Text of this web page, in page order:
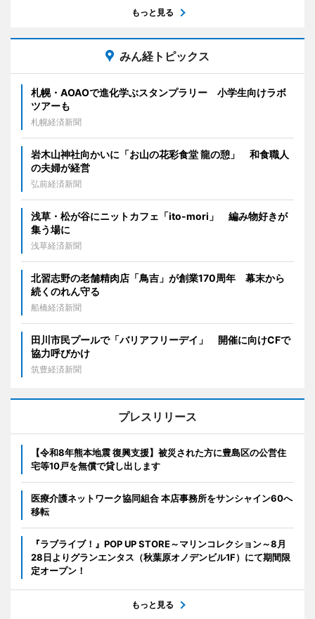
もっと見る
みん経トピックス
札幌・AOAOで進化学ぶスタンプラリー 小学生向けラボ
ツアーも
札幌経済新聞
岩木山神社向かいに「お山の花彩食堂 龍の憩」 和食職人
の夫婦が経営
弘前経済新聞
浅草・松が谷にニットカフェ「ito-mori」 編み物好きが
集う場に
浅草経済新聞
北習志野の老舗精肉店「鳥吉」が創業170周年 幕末から
続くのれん守る
船橋経済新聞
田川市民プールで「バリアフリーデイ」 開催に向けCFで
協力呼びかけ
筑豊経済新聞
プレスリリース
【令和8年熊本地震 復興支援】被災された方に豊島区の公営住
宅等10戸を無償で貸し出します
医療介護ネットワーク協同組合 本店事務所をサンシャイン60へ
移転
『ラブライブ！』POP UP STORE～マリンコレクション～8月
28日よりグランエンタス（秋葉原オノデンビル1F）にて期間限
定オープン！
もっと見る